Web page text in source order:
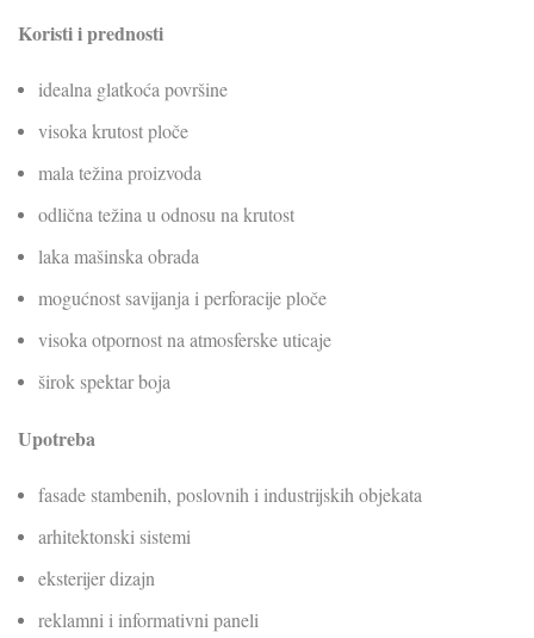
Koristi i prednosti
idealna glatkoća površine
visoka krutost ploče
mala težina proizvoda
odlična težina u odnosu na krutost
laka mašinska obrada
mogućnost savijanja i perforacije ploče
visoka otpornost na atmosferske uticaje
širok spektar boja
Upotreba
fasade stambenih, poslovnih i industrijskih objekata
arhitektonski sistemi
eksterijer dizajn
reklamni i informativni paneli